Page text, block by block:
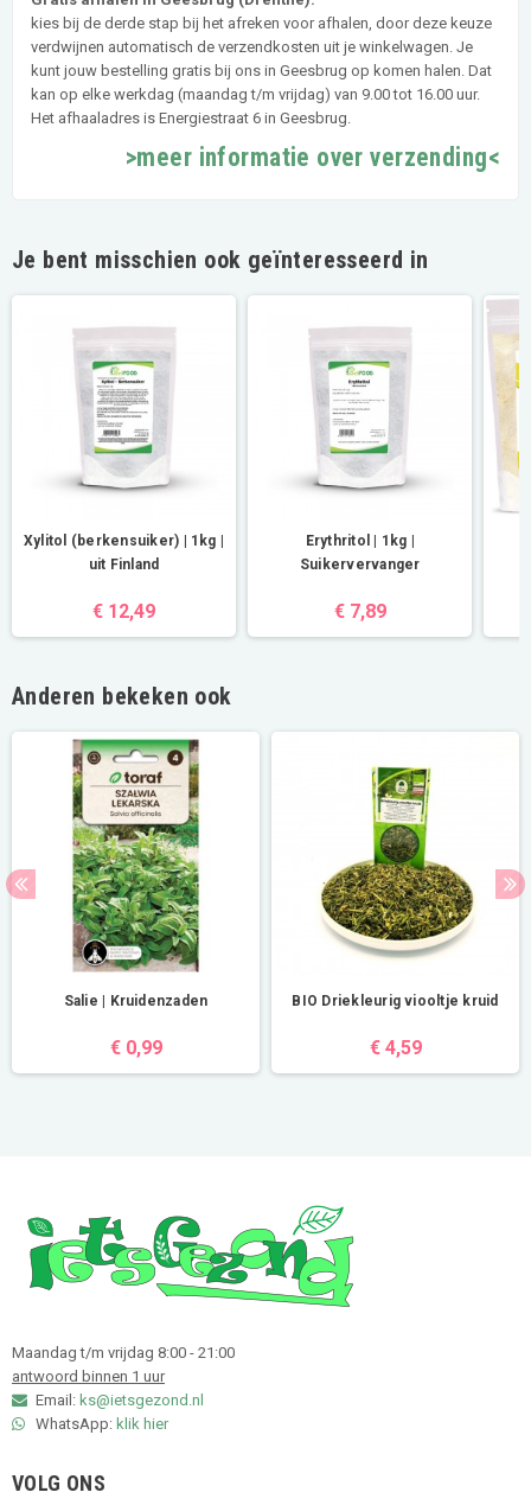
kies bij de derde stap bij het afreken voor afhalen, door deze keuze
verdwijnen automatisch de verzendkosten uit je winkelwagen. Je
kunt jouw bestelling gratis bij ons in Geesbrug op komen halen. Dat
kan op elke werkdag (maandag t/m vrijdag) van 9.00 tot 16.00 uur.
Het afhaaladres is Energiestraat 6 in Geesbrug.
>meer informatie over verzending<
Je bent misschien ook geïnteresseerd in
Xylitol (berkensuiker) | 1kg |
uit Finland
€ 12,49
Erythritol | 1kg |
Suikervervanger
€ 7,89
Anderen bekeken ook
Salie | Kruidenzaden
€ 0,99
BIO Driekleurig viooltje kruid
€ 4,59
Maandag t/m vrijdag 8:00 - 21:00
antwoord binnen 1 uur
Email: ks@ietsgezond.nl
WhatsApp: klik hier
VOLG ONS